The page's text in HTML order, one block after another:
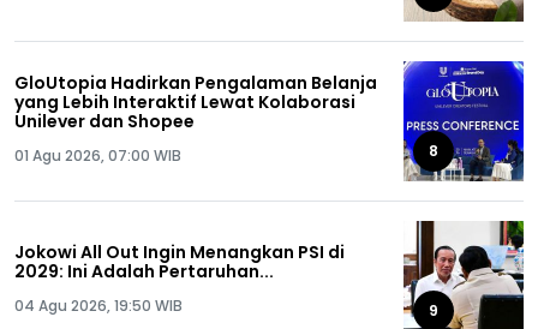
GloUtopia Hadirkan Pengalaman Belanja
yang Lebih Interaktif Lewat Kolaborasi
Unilever dan Shopee
01 Agu 2026, 07:00 WIB 8
Jokowi All Out Ingin Menangkan PSI di
2029: Ini Adalah Pertaruhan...
04 Agu 2026, 19:50 WIB 9